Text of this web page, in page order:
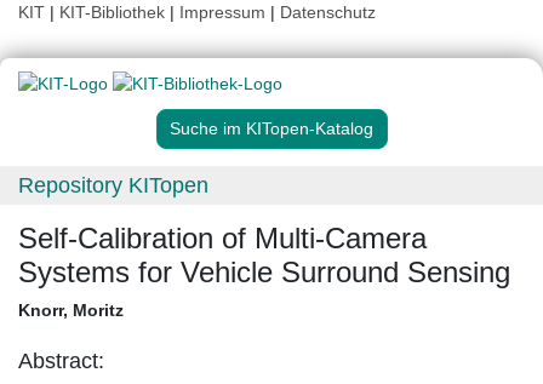
KIT | KIT-Bibliothek | Impressum | Datenschutz
Suche im KITopen-Katalog
Repository KITopen
Self-Calibration of Multi-Camera
Systems for Vehicle Surround Sensing
Knorr, Moritz
Abstract: